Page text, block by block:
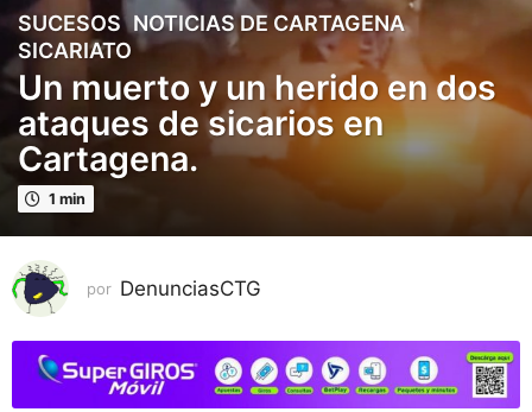
2
a
ñ
o
s
p
u
i
c
a
SUCESOS ,NOTICIAS DE CARTAGENA ,
SICARIATO
Un muerto y un herido en dos
ataques de sicarios en
Cartagena.
1 min
por DenunciasCTG